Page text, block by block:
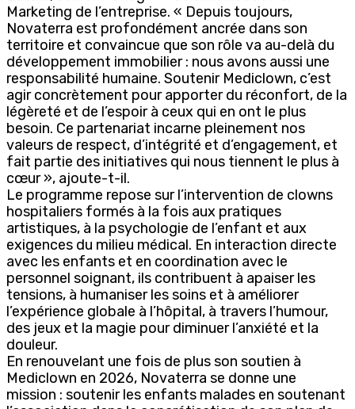
Marketing de l’entreprise. « Depuis toujours,
Novaterra est profondément ancrée dans son
territoire et convaincue que son rôle va au-delà du
développement immobilier : nous avons aussi une
responsabilité humaine. Soutenir Mediclown, c’est
agir concrètement pour apporter du réconfort, de la
légèreté et de l’espoir à ceux qui en ont le plus
besoin. Ce partenariat incarne pleinement nos
valeurs de respect, d’intégrité et d’engagement, et
fait partie des initiatives qui nous tiennent le plus à
cœur », ajoute-t-il.
Le programme repose sur l’intervention de clowns
hospitaliers formés à la fois aux pratiques
artistiques, à la psychologie de l’enfant et aux
exigences du milieu médical. En interaction directe
avec les enfants et en coordination avec le
personnel soignant, ils contribuent à apaiser les
tensions, à humaniser les soins et à améliorer
l’expérience globale à l’hôpital, à travers l’humour,
des jeux et la magie pour diminuer l’anxiété et la
douleur.
En renouvelant une fois de plus son soutien à
Mediclown en 2026, Novaterra se donne une
mission : soutenir les enfants malades en soutenant